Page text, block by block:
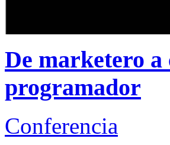
De marketero
programador
Conferencia